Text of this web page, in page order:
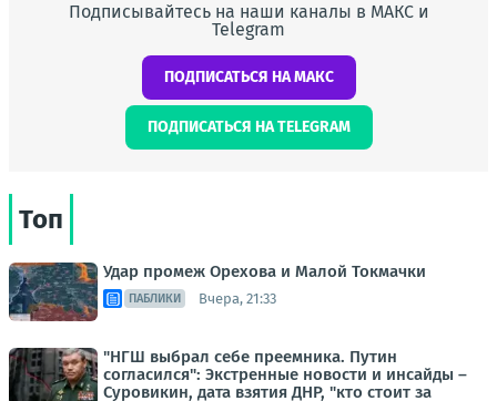
Подписывайтесь на наши каналы в МАКС и
Telegram
ПОДПИСАТЬСЯ НА МАКС
ПОДПИСАТЬСЯ НА TELEGRAM
Топ
Удар промеж Орехова и Малой Токмачки
ПАБЛИКИ Вчера, 21:33
"НГШ выбрал себе преемника. Путин
согласился": Экстренные новости и инсайды –
Суровикин, дата взятия ДНР, "кто стоит за